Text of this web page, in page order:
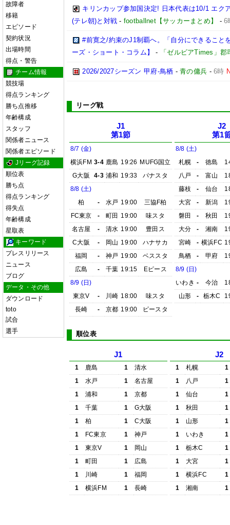
故障者
移籍
エピソード
契約状況
出場時間
得点・警告
チーム情報
競技場
得点ランキング
勝ち点推移
年齢構成
スタッフ
関係者ニュース
関係者エピソード
Jリーグ記録
順位表
勝ち点
得点ランキング
得失点
年齢構成
星取表
キーワード
プレスリリース
ニュース
ブログ
データ・その他
ダウンロード
toto
試合
選手
キリンカップ参加国決定! 日本代表は10/1 エク
(テレ朝)と対戦 - footballnet【サッカーまとめ】 -6
#前寛之/約束のJ1制覇へ。「自分にできること
ーズ・ショート・コラム】
- 「ゼルビアTimes」郡
2026/2027シーズン 甲府-鳥栖 -青の傭兵 -6時
リーグ戦
J1
第1節
8/7 (金)
横浜FM 3-4 鹿島 19:26 MUFG国立
G大阪
4-3 浦和 19:33
パナスタ
8/8 (土)
柏
- 水戸 19:00
三協F柏
FC東京
- 町田 19:00
味スタ
名古屋
- 清水 19:00
豊田ス
C大阪
- 岡山 19:00
ハナサカ
福岡
- 神戸 19:00
ベススタ
広島
- 千葉 19:15
Eピース
8/9 (日)
東京V
- 川崎 18:00
味スタ
長崎
- 京都 19:00 ピースタ
J2
第1
8/8 (土)
札幌
- 徳島
八戸
- 富山
藤枝
- 仙台
大宮
- 新潟
磐田
- 秋田
大分
- 湘南
宮崎
- 横浜FC
鳥栖
- 甲府
8/9 (日)
いわき - 今治
山形
- 栃木C
順位表
J1
1 鹿島 1
清水
1
水戸 1
名古屋
1
浦和 1
京都
1
千葉 1
G大阪
1
柏 1
C大阪
1
FC東京 1
神戸
1
東京V 1
岡山
1
町田 1
広島
1
川崎 1
福岡
1
横浜FM 1 長崎
J2
1 札幌
1
1
八戸
1
1
仙台
1
1
秋田
1
1
山形
1
1
いわき
1
1
栃木C
1
1
大宮
1
1
横浜FC
1
1
湘南 1